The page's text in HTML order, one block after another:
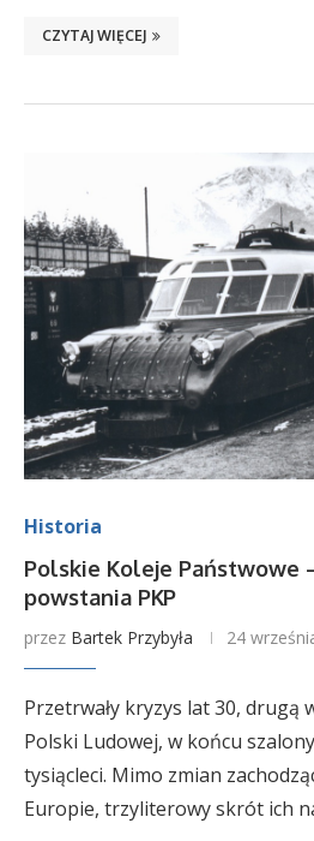
CZYTAJ WIĘCEJ
Historia
Polskie Koleje Państwowe
powstania PKP
przez Bartek Przybyła 24
Przetrwały kryzys lat 30, drugą
Polski Ludowej, w końcu
tysiącleci. Mimo zmian
Europie, trzyliterowy skrót ich